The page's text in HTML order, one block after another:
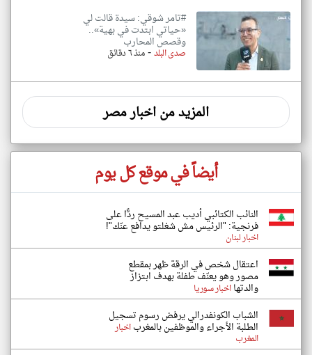
#تامر شوقي: سيدة قالت لي
«حياتي ابتدت في بهية»..
وقصص المحارب
صدى البلد-منذ ٦ دقائق
المزيد من اخبار مصر
أيضاً في موقع كل يوم
النائب الكتائبي أديب عبد المسيح ردًّا على
فرنجية: "الرئيس مش شغلتو يدافع عنّك"!
اخبار لبنان
اعتقال شخص في الرقة ظهر بمقطع
مصور وهو يعنّف طفلة بهدف ابتزاز
والدتهااخبار سوريا
الشباب الكونفدرالي يرفض رسوم تسجيل
الطلبة الأجراء والموظفين بالمغرباخبار
المغرب